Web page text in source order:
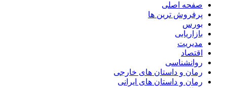
صفحه اصلی
پرفروش ترین ها
بورس
بازاریابی
مدیریت
اقتصاد
روانشناسی
رمان و داستان های خارجی
رمان و داستان های ایرانی